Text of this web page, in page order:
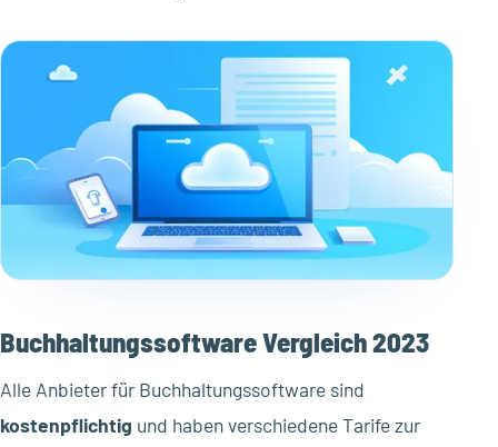
Buchhaltungssoftware Vergleich 2023
Alle Anbieter für Buchhaltungssoftware sind
kostenpflichtig und haben verschiedene Tarife zur